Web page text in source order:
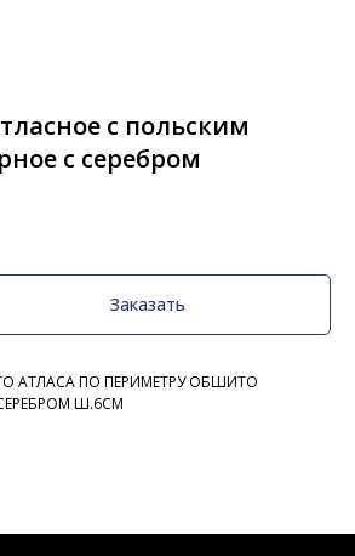
с польским
с серебром
Заказать
АТЛАСА ПО ПЕРИМЕТРУ ОБШИТО
Ш.6СМ